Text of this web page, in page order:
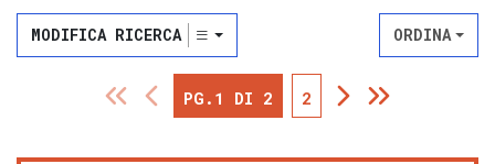
MODIFICA RICERCA ORDINA
PG.1 DI 2 2